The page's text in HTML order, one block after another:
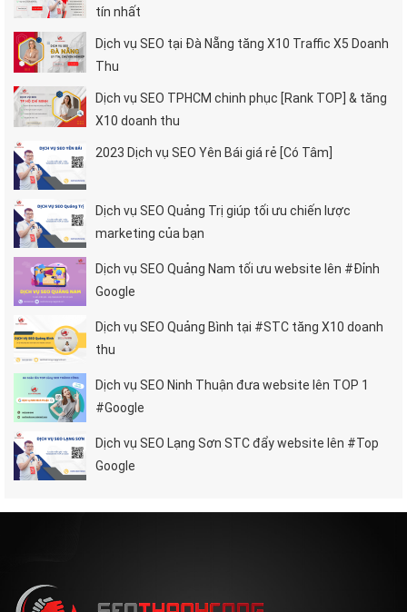
tín nhất
Dịch vụ SEO tại Đà Nẵng tăng X10 Traffic X5 Doanh
Thu
Dịch vụ SEO TPHCM chinh phục [Rank TOP] & tăng
X10 doanh thu
2023 Dịch vụ SEO Yên Bái giá rẻ [Có Tâm]
Dịch vụ SEO Quảng Trị giúp tối ưu chiến lược
marketing của bạn
Dịch vụ SEO Quảng Nam tối ưu website lên #Đỉnh
Google
Dịch vụ SEO Quảng Bình tại #STC tăng X10 doanh
thu
Dịch vụ SEO Ninh Thuận đưa website lên TOP 1
#Google
Dịch vụ SEO Lạng Sơn STC đẩy website lên #Top
Google